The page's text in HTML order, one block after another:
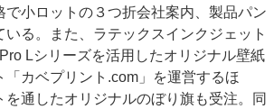
で小ロットの３つ折会社案内、製品パン
いる。また、ラテックスインクジェット
Lシリーズを活用したオリジナル壁紙
「カベプリント.com」を運営するほ
を通したオリジナルのぼり旗も受注。同